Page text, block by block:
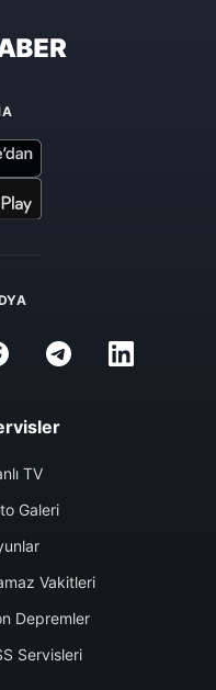
TV
Galeri
Vakitleri
Depremler
Servisleri